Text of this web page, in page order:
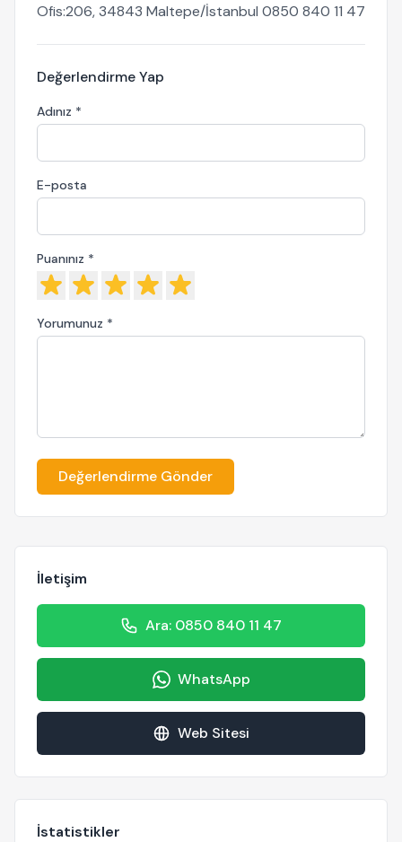
Ofis:206, 34843 Maltepe/İstanbul 0850 840 11 47
Değerlendirme Yap
Adınız *
E-posta
Puanınız *
Yorumunuz *
Değerlendirme Gönder
İletişim
Ara: 0850 840 11 47
WhatsApp
Web Sitesi
İstatistikler